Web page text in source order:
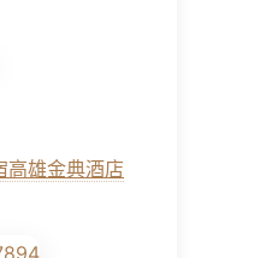
高雄金典酒店